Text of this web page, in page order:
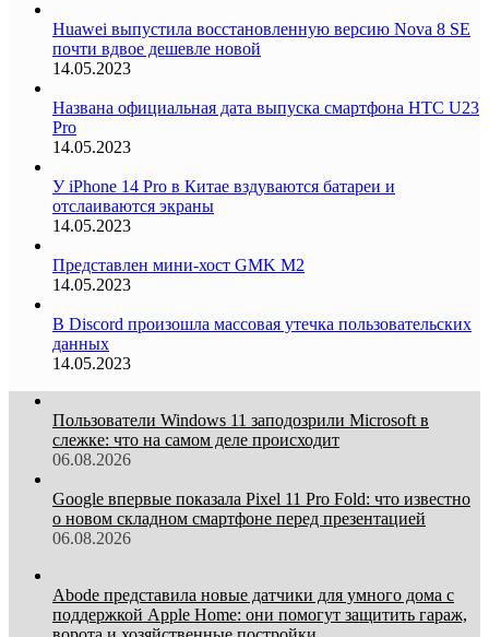
Huawei выпустила восстановленную версию Nova 8 SE
почти вдвое дешевле новой
14.05.2023
Названа официальная дата выпуска смартфона HTC U23
Pro
14.05.2023
У iPhone 14 Pro в Китае вздуваются батареи и
отслаиваются экраны
14.05.2023
Представлен мини-хост GMK M2
14.05.2023
В Discord произошла массовая утечка пользовательских
данных
14.05.2023
Пользователи Windows 11 заподозрили Microsoft в
слежке: что на самом деле происходит
06.08.2026
Google впервые показала Pixel 11 Pro Fold: что известно
о новом складном смартфоне перед презентацией
06.08.2026
Abode представила новые датчики для умного дома с
поддержкой Apple Home: они помогут защитить гараж,